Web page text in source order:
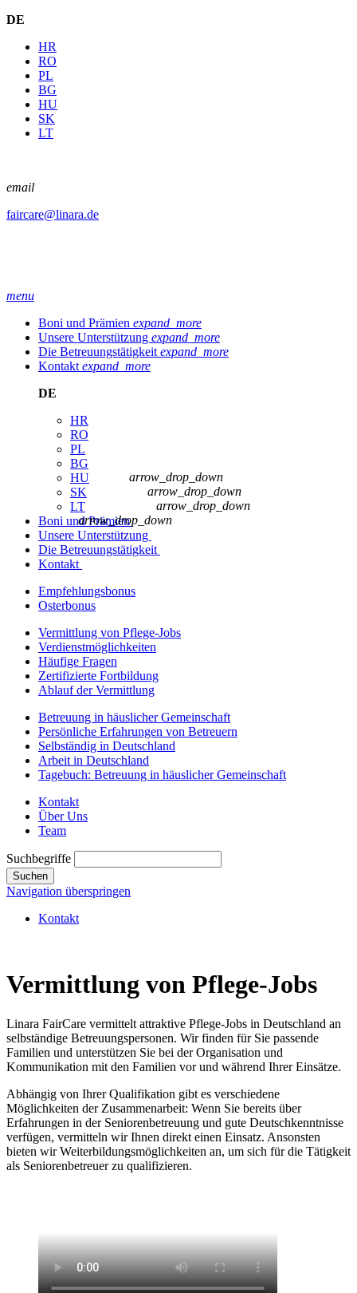
DE
HR
RO
PL
BG
HU
SK
LT
email
faircare@linara.de
menu
Boni und Prämien expand_more
Unsere Unterstützung expand_more
Die Betreuungstätigkeit expand_more
Kontakt expand_more
DE
HR
RO
PL
BG
HU
SK
LT
Boni und Prämien
arrow_drop_down
Unsere Unterstützung
arrow_drop_down
Die Betreuungstätigkeit
arrow_drop_down
Kontakt
arrow_drop_down
Empfehlungsbonus
Osterbonus
Vermittlung von Pflege-Jobs
Verdienstmöglichkeiten
Häufige Fragen
Zertifizierte Fortbildung
Ablauf der Vermittlung
Betreuung in häuslicher Gemeinschaft
Persönliche Erfahrungen von Betreuern
Selbständig in Deutschland
Arbeit in Deutschland
Tagebuch: Betreuung in häuslicher Gemeinschaft
Kontakt
Über Uns
Team
Suchbegriffe
Suchen
Navigation überspringen
Kontakt
Vermittlung von Pflege-Jobs
Linara FairCare vermittelt attraktive Pflege-Jobs in Deutschland an
selbständige Betreuungspersonen. Wir finden für Sie passende
Familien und unterstützen Sie bei der Organisation und
Kommunikation mit den Familien vor und während Ihrer Einsätze.
Abhängig von Ihrer Qualifikation gibt es verschiedene
Möglichkeiten der Zusammenarbeit: Wenn Sie bereits über
Erfahrungen in der Seniorenbetreuung und gute Deutschkenntnisse
verfügen, vermitteln wir Ihnen direkt einen Einsatz. Ansonsten
bieten wir Weiterbildungsmöglichkeiten an, um sich für die Tätigkeit
als Seniorenbetreuer zu qualifizieren.